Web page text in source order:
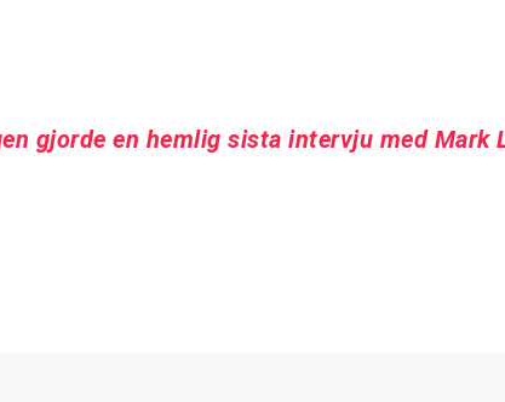
gjorde en hemlig sista intervju med Mark